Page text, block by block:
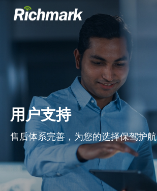
用户支持
售后体系完善，为您的选择保驾护航